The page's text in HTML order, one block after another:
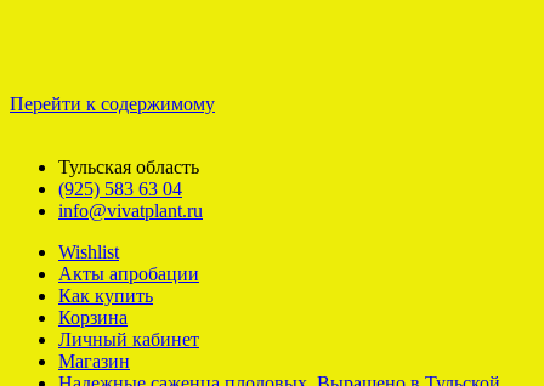
Перейти к содержимому
Тульская область
(925) 583 63 04
info@vivatplant.ru
Wishlist
Акты апробации
Как купить
Корзина
Личный кабинет
Магазин